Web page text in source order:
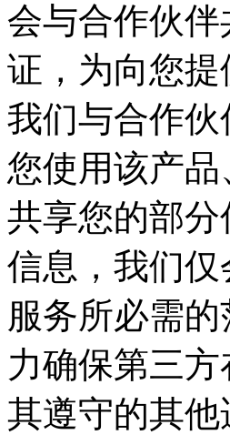
会与合作伙
证，为向您
我们与合作
您使用该产
共享您的部
信息，我们
服务所必需
力确保第三
其遵守的其